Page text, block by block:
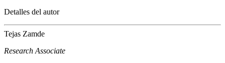
Detalles del autor
Tejas Zamde
Research Associate